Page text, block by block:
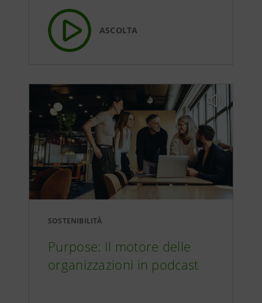
ASCOLTA
SOSTENIBILITÀ
Purpose: Il motore delle
organizzazioni in podcast